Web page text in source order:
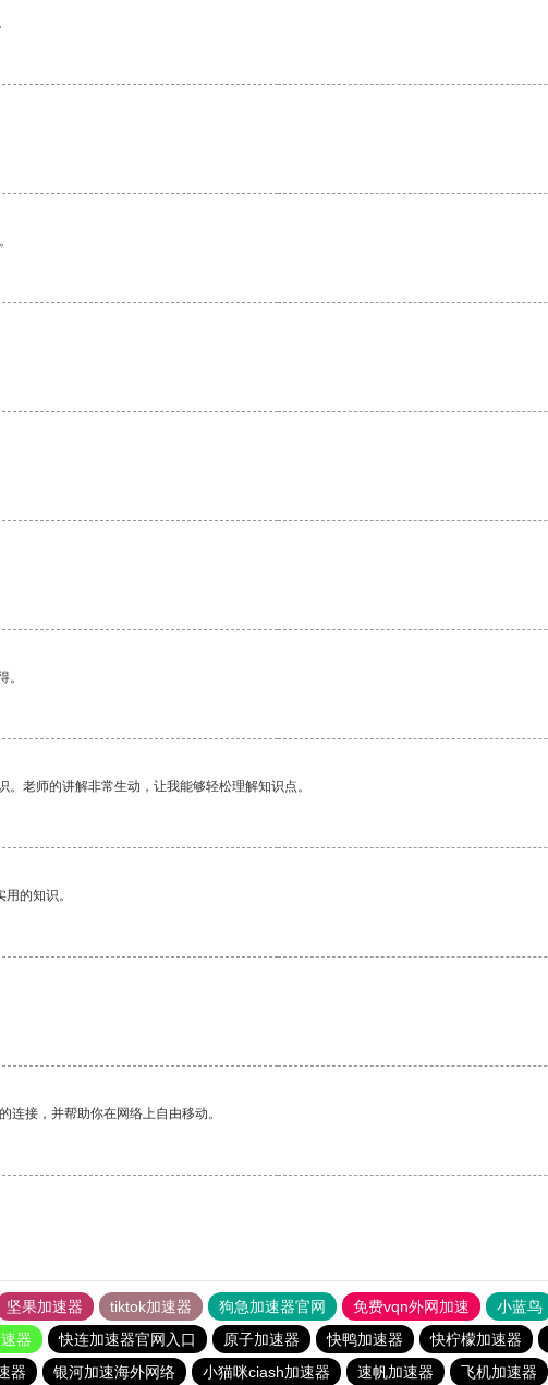
。
老师的讲解非常生动，让我能够轻松理解知识点。
的知识。
连接，并帮助你在网络上自由移动。
坚果加速器 tiktok加速器 狗急加速器官网 免费vqn外网加速 小蓝鸟
器 快连加速器官网入口 原子加速器 快鸭加速器 快柠檬加速器
器 银河加速海外网络 小猫咪ciash加速器 速帆加速器 飞机加速器